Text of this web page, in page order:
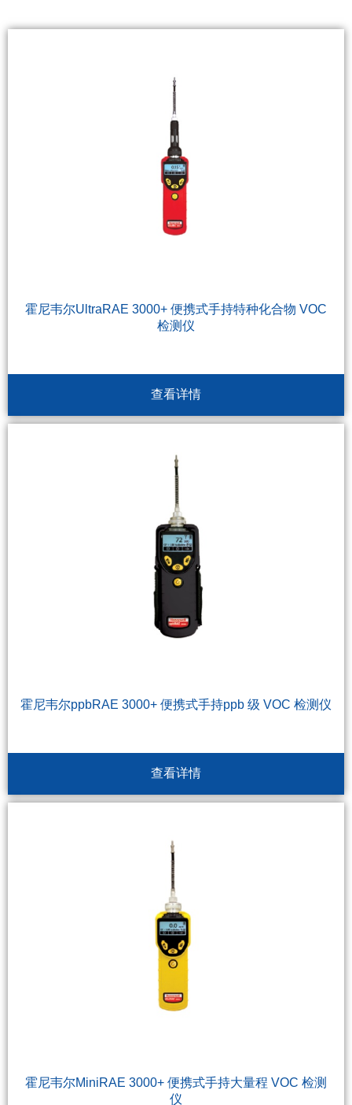
霍尼韦尔UltraRAE 3000+ 便携式手持特种化合物 VOC
检测仪
查看详情
霍尼韦尔ppbRAE 3000+ 便携式手持ppb 级 VOC 检测仪
查看详情
霍尼韦尔MiniRAE 3000+ 便携式手持大量程 VOC 检测
仪